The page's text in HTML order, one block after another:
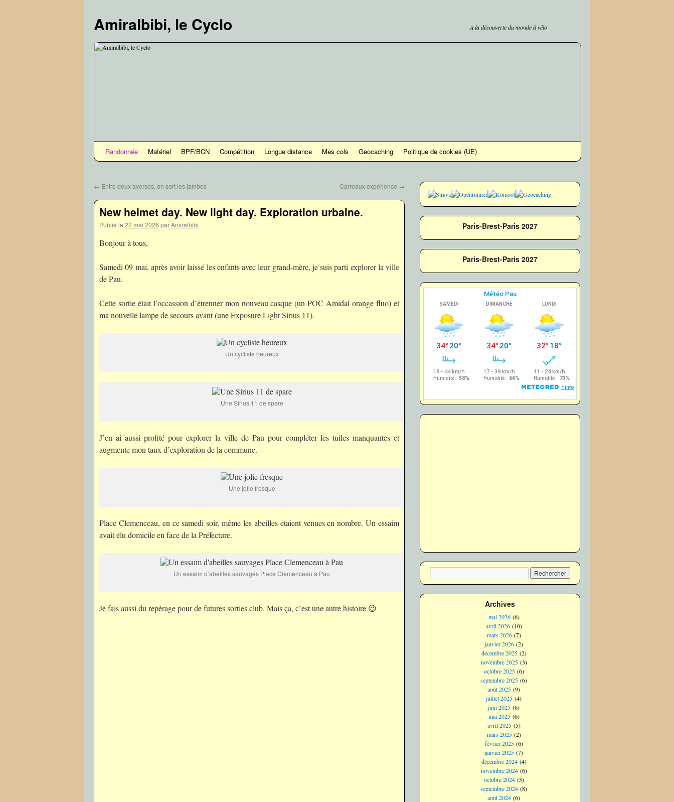
contenu
Amiralbibi, le Cyclo A la découverte du monde à vélo
Randonnée Matériel BPF/BCN Compétition Longue distance Mes cols Geocaching Politique de cookies (UE)
← Entre deux averses, on sort les jambes Carreaux expérience →
New helmet day. New light day. Exploration urbaine.
Publié le 22 mai 2026 parAmiralbibi
Bonjour à tous,
Samedi 09 mai, après avoir laissé les enfants avec leur grand-mère, je suis parti explorer la ville
de Pau.
Cette sortie était l’occassion d’étrenner mon nouveau casque (un POC Amidal orange fluo) et
ma nouvelle lampe de secours avant (une Exposure Light Sirius 11).
Un cycliste heureux
Une Sirius 11 de spare
J’en ai aussi profité pour explorer la ville de Pau pour compléter les tuiles manquantes et
augmente mon taux d’exploration de la commune.
Une jolie fresque
Place Clemenceau, en ce samedi soir, même les abeilles étaient venues en nombre. Un essaim
avait élu domicile en face de la Préfecture.
Un essaim d’abeilles sauvages Place Clemenceau à Pau
Je fais aussi du repérage pour de futures sorties club. Mais ça, c’est une autre histoire 😉
Paris-Brest-Paris 2027
Paris-Brest-Paris 2027
Archives
mai 2026(6)
avril 2026(10)
mars 2026(7)
janvier 2026 (2)
décembre 2025(2)
novembre 2025(3)
octobre 2025(6)
septembre 2025 (6)
août 2025 (9)
juillet 2025 (4)
juin 2025 (6)
mai 2025(6)
avril 2025(5)
mars 2025(2)
février 2025(6)
janvier 2025 (7)
décembre 2024(4)
novembre 2024(6)
octobre 2024(5)
septembre 2024 (8)
août 2024 (6)